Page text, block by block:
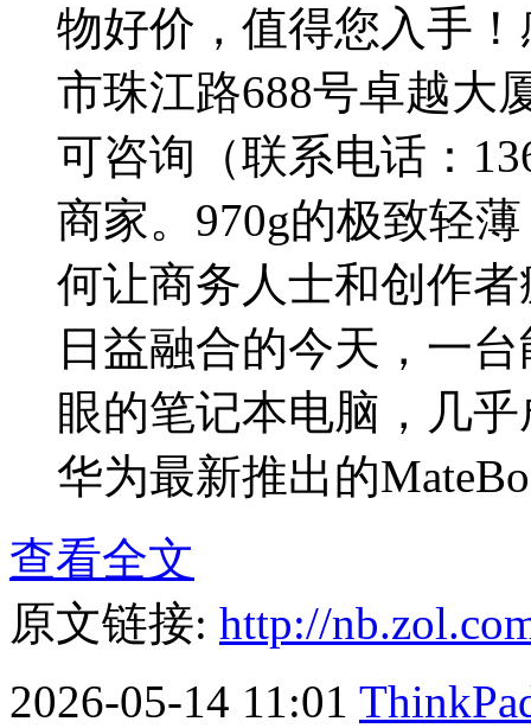
物好价，值得您入手
市珠江路688号卓越大
可咨询（联系电话：
商家。970g的极致轻
何让商务人士和创作
日益融合的今天，一
眼的笔记本电脑，几
华为最新推出的
查看全文
原文链接: http://
2026-05-14 11:01